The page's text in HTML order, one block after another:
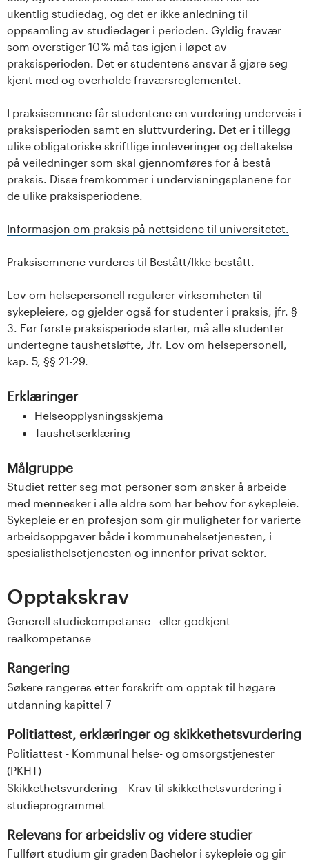
ukentlig studiedag, og det er ikke anledning til
oppsamling av studiedager i perioden. Gyldig fravær
som overstiger 10 % må tas igjen i løpet av
praksisperioden. Det er studentens ansvar å gjøre seg
kjent med og overholde fraværsreglementet.
I praksisemnene får studentene en vurdering underveis i
praksisperioden samt en sluttvurdering. Det er i tillegg
ulike obligatoriske skriftlige innleveringer og deltakelse
på veiledninger som skal gjennomføres for å bestå
praksis. Disse fremkommer i undervisningsplanene for
de ulike praksisperiodene.
Informasjon om praksis på nettsidene til universitetet.
Praksisemnene vurderes til Bestått/Ikke bestått.
Lov om helsepersonell regulerer virksomheten til
sykepleiere, og gjelder også for studenter i praksis, jfr. §
3. Før første praksisperiode starter, må alle studenter
undertegne taushetsløfte, Jfr. Lov om helsepersonell,
kap. 5, §§ 21-29.
Erklæringer
Helseopplysningsskjema
Taushetserklæring
Målgruppe
Studiet retter seg mot personer som ønsker å arbeide
med mennesker i alle aldre som har behov for sykepleie.
Sykepleie er en profesjon som gir muligheter for varierte
arbeidsoppgaver både i kommunehelsetjenesten, i
spesialisthelsetjenesten og innenfor privat sektor.
Opptakskrav
Generell studiekompetanse - eller godkjent
realkompetanse
Rangering
Søkere rangeres etter forskrift om opptak til høgare
utdanning kapittel 7
Politiattest, erklæringer og skikkethetsvurdering
Politiattest - Kommunal helse- og omsorgstjenester
(PKHT)
Skikkethetsvurdering – Krav til skikkethetsvurdering i
studieprogrammet
Relevans for arbeidsliv og videre studier
Fullført studium gir graden Bachelor i sykepleie og gir